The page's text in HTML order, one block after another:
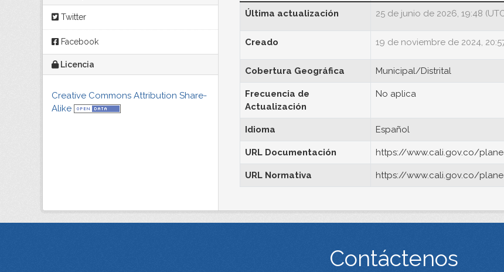
Twitter
Facebook
Licencia
Creative Commons Attribution Share-
Alike
Última actualización 25 de junio de 2026, 19:48
Creado 19 de noviembre de 2024,
Cobertura Geográfica Municipal/Distrital
Frecuencia de
Actualización
No aplica
Idioma Español
URL Documentación https://www.cali.gov.co/
URL Normativa https://www.cali.gov.co/
Contáctenos